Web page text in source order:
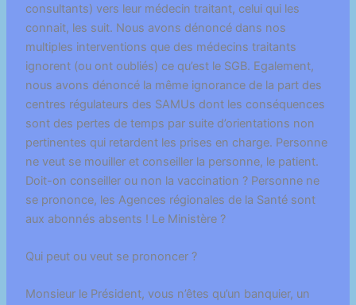
consultants) vers leur médecin traitant, celui qui les
connait, les suit. Nous avons dénoncé dans nos
multiples interventions que des médecins traitants
ignorent (ou ont oubliés) ce qu’est le SGB. Egalement,
nous avons dénoncé la même ignorance de la part des
centres régulateurs des SAMUs dont les conséquences
sont des pertes de temps par suite d’orientations non
pertinentes qui retardent les prises en charge. Personne
ne veut se mouiller et conseiller la personne, le patient.
Doit-on conseiller ou non la vaccination ? Personne ne
se prononce, les Agences régionales de la Santé sont
aux abonnés absents ! Le Ministère ?
Qui peut ou veut se prononcer ?
Monsieur le Président, vous n’êtes qu’un banquier, un